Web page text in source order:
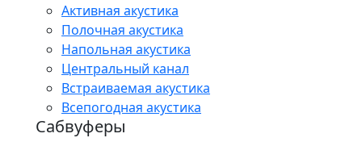
Активная акустика
Полочная акустика
Напольная акустика
Центральный канал
Встраиваемая акустика
Всепогодная акустика
Сабвуферы